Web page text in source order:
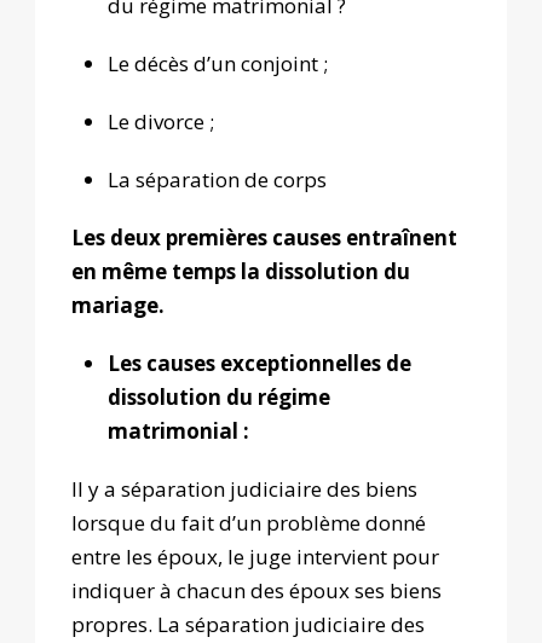
Le décès d’un conjoint ;
Le divorce ;
La séparation de corps
Les deux premières causes entraînent
en même temps la dissolution du
mariage.
Les causes exceptionnelles de
dissolution du régime
matrimonial :
Il y a séparation judiciaire des biens
lorsque du fait d’un problème donné
entre les époux, le juge intervient pour
indiquer à chacun des époux ses biens
propres. La séparation judiciaire des